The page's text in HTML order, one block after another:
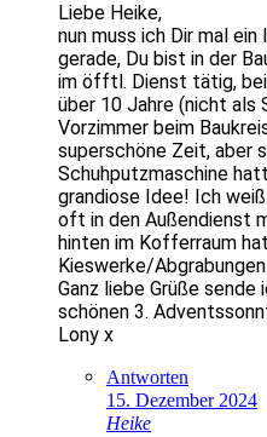
Liebe Heike,
nun muss ich Dir mal
gerade, Du bist in der
im öfftl. Dienst tätig,
über 10 Jahre (nicht als
Vorzimmer beim
superschöne Zeit, aber
Schuhputzmaschine
grandiose Idee! Ich
oft in den Außendienst
hinten im Kofferraum
Kieswerke/
Ganz liebe Grüße sende
schönen 3.
Lony x
Antworten
15. Dezember 2024
Heike